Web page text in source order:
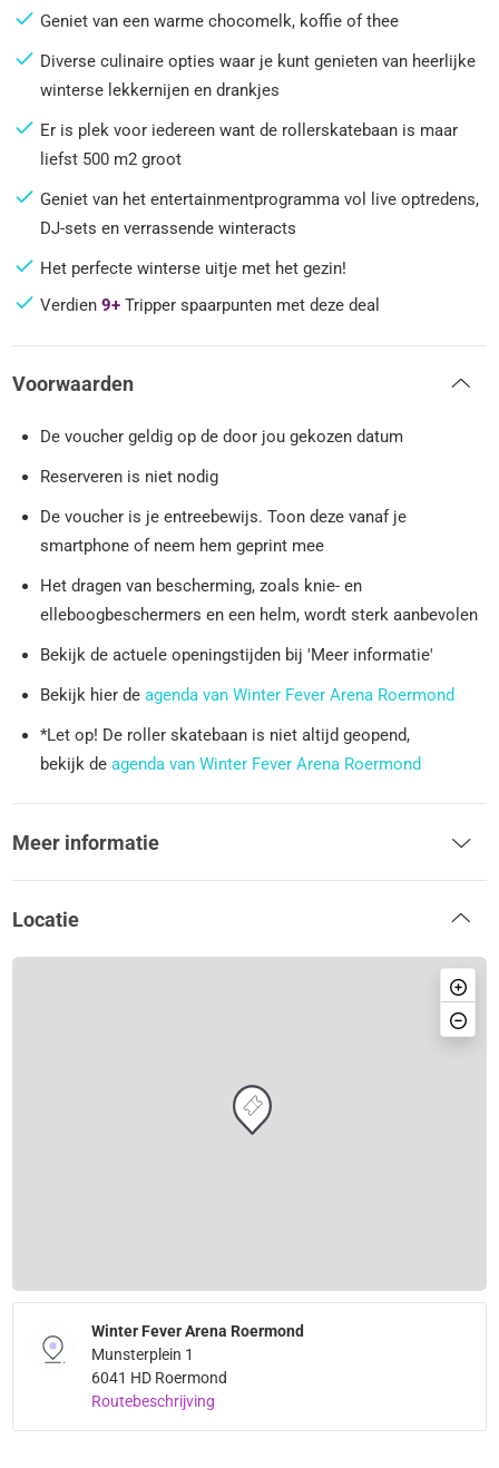
Geniet van een warme chocomelk, koffie of thee
Diverse culinaire opties waar je kunt genieten van heerlijke
winterse lekkernijen en drankjes
Er is plek voor iedereen want de rollerskatebaan is maar
liefst 500 m2 groot
Geniet van het entertainmentprogramma vol live optredens,
DJ-sets en verrassende winteracts
Het perfecte winterse uitje met het gezin!
Verdien9+ Tripper spaarpunten met deze deal
Voorwaarden
De voucher geldig op de door jou gekozen datum
Reserveren is niet nodig
De voucher is je entreebewijs. Toon deze vanaf je
smartphone of neem hem geprint mee
Het dragen van bescherming, zoals knie- en
elleboogbeschermers en een helm, wordt sterk aanbevolen
Bekijk de actuele openingstijden bij 'Meer informatie'
Bekijk hier deagenda van Winter Fever Arena Roermond
*Let op! De roller skatebaan is niet altijd geopend,
bekijk deagenda van Winter Fever Arena Roermond
Meer informatie
Locatie
Winter Fever Arena Roermond
Munsterplein 1
6041 HD Roermond
Routebeschrijving